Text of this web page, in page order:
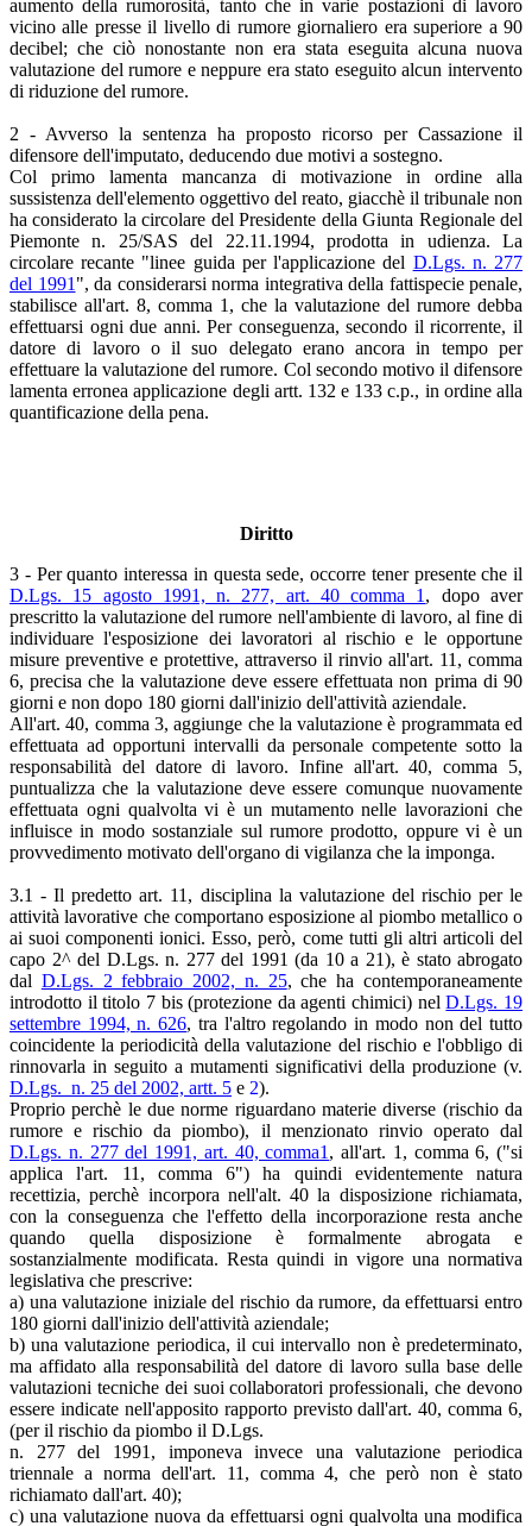
aumento della rumorosità, tanto che in varie postazioni di lavoro
vicino alle presse il livello di rumore giornaliero era superiore a 90
decibel; che ciò nonostante non era stata eseguita alcuna nuova
valutazione del rumore e neppure era stato eseguito alcun intervento
di riduzione del rumore.
2 - Avverso la sentenza ha proposto ricorso per Cassazione il
difensore dell'imputato, deducendo due motivi a sostegno.
Col primo lamenta mancanza di motivazione in ordine alla
sussistenza dell'elemento oggettivo del reato, giacchè il tribunale non
ha considerato la circolare del Presidente della Giunta Regionale del
Piemonte n. 25/SAS del 22.11.1994, prodotta in udienza. La
circolare recante "linee guida per l'applicazione del D.Lgs. n. 277
del 1991 ", da considerarsi norma integrativa della fattispecie penale,
stabilisce all'art. 8, comma 1, che la valutazione del rumore debba
effettuarsi ogni due anni. Per conseguenza, secondo il ricorrente, il
datore di lavoro o il suo delegato erano ancora in tempo per
effettuare la valutazione del rumore. Col secondo motivo il difensore
lamenta erronea applicazione degli artt. 132 e 133 c.p., in ordine alla
quantificazione della pena.
Diritto
3 - Per quanto interessa in questa sede, occorre tener presente che il
D.Lgs. 15 agosto 1991, n. 277, art. 40 comma 1 , dopo aver
prescritto la valutazione del rumore nell'ambiente di lavoro, al fine di
individuare l'esposizione dei lavoratori al rischio e le opportune
misure preventive e protettive, attraverso il rinvio all'art. 11, comma
6, precisa che la valutazione deve essere effettuata non prima di 90
giorni e non dopo 180 giorni dall'inizio dell'attività aziendale.
All'art. 40, comma 3, aggiunge che la valutazione è programmata ed
effettuata ad opportuni intervalli da personale competente sotto la
responsabilità del datore di lavoro. Infine all'art. 40, comma 5,
puntualizza che la valutazione deve essere comunque nuovamente
effettuata ogni qualvolta vi è un mutamento nelle lavorazioni che
influisce in modo sostanziale sul rumore prodotto, oppure vi è un
provvedimento motivato dell'organo di vigilanza che la imponga.
3.1 - Il predetto art. 11, disciplina la valutazione del rischio per le
attività lavorative che comportano esposizione al piombo metallico o
ai suoi componenti ionici. Esso, però, come tutti gli altri articoli del
capo 2^ del D.Lgs. n. 277 del 1991 (da 10 a 21), è stato abrogato
dal D.Lgs. 2 febbraio 2002, n. 25, che ha contemporaneamente
introdotto il titolo 7 bis (protezione da agenti chimici) nelD.Lgs. 19
settembre 1994, n. 626, tra l'altro regolando in modo non del tutto
coincidente la periodicità della valutazione del rischio e l'obbligo di
rinnovarla in seguito a mutamenti significativi della produzione (v.
D.Lgs. n. 25 del 2002, artt. 5 e 2).
Proprio perchè le due norme riguardano materie diverse (rischio da
rumore e rischio da piombo), il menzionato rinvio operato dal
D.Lgs. n. 277 del 1991, art. 40, comma1 , all'art. 1, comma 6, ("si
applica l'art. 11, comma 6") ha quindi evidentemente natura
recettizia, perchè incorpora nell'alt. 40 la disposizione richiamata,
con la conseguenza che l'effetto della incorporazione resta anche
quando quella disposizione è formalmente abrogata e
sostanzialmente modificata. Resta quindi in vigore una normativa
legislativa che prescrive:
a) una valutazione iniziale del rischio da rumore, da effettuarsi entro
180 giorni dall'inizio dell'attività aziendale;
b) una valutazione periodica, il cui intervallo non è predeterminato,
ma affidato alla responsabilità del datore di lavoro sulla base delle
valutazioni tecniche dei suoi collaboratori professionali, che devono
essere indicate nell'apposito rapporto previsto dall'art. 40, comma 6,
(per il rischio da piombo il D.Lgs.
n. 277 del 1991, imponeva invece una valutazione periodica
triennale a norma dell'art. 11, comma 4, che però non è stato
richiamato dall'art. 40);
c) una valutazione nuova da effettuarsi ogni qualvolta una modifica